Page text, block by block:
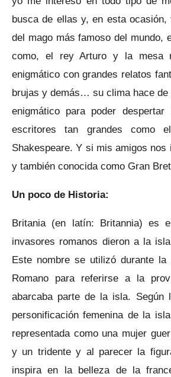
busca de ellas y, en esta
del mago más famoso del mundo,
como, el rey Arturo y la mesa
enigmático con grandes relatos
brujas y demás… su clima hace de
enigmático para poder despertar
escritores tan grandes como
Shakespeare. Y si mis amigos nos
y también conocida como Gran
Un poco de Historia:
Britania (en latín: Britannia) es
invasores romanos dieron a la
Este nombre se utilizó durante la
Romano para referirse a la
abarcaba parte de la isla. Según
personificación femenina de la
representada como una mujer
y un tridente y al parecer la
inspira en la belleza de la